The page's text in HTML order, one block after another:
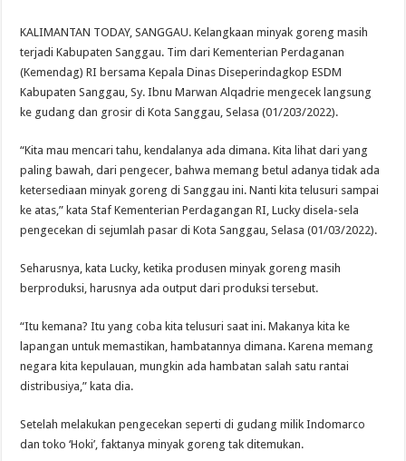
KALIMANTAN TODAY, SANGGAU. Kelangkaan minyak goreng masih
terjadi Kabupaten Sanggau. Tim dari Kementerian Perdaganan
(Kemendag) RI bersama Kepala Dinas Diseperindagkop ESDM
Kabupaten Sanggau, Sy. Ibnu Marwan Alqadrie mengecek langsung
ke gudang dan grosir di Kota Sanggau, Selasa (01/203/2022).
“Kita mau mencari tahu, kendalanya ada dimana. Kita lihat dari yang
paling bawah, dari pengecer, bahwa memang betul adanya tidak ada
ketersediaan minyak goreng di Sanggau ini. Nanti kita telusuri sampai
ke atas,” kata Staf Kementerian Perdagangan RI, Lucky disela-sela
pengecekan di sejumlah pasar di Kota Sanggau, Selasa (01/03/2022).
Seharusnya, kata Lucky, ketika produsen minyak goreng masih
berproduksi, harusnya ada output dari produksi tersebut.
“Itu kemana? Itu yang coba kita telusuri saat ini. Makanya kita ke
lapangan untuk memastikan, hambatannya dimana. Karena memang
negara kita kepulauan, mungkin ada hambatan salah satu rantai
distribusiya,” kata dia.
Setelah melakukan pengecekan seperti di gudang milik Indomarco
dan toko ‘Hoki’, faktanya minyak goreng tak ditemukan.